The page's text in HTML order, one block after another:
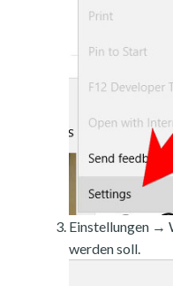
Einstellungen →
werden soll.